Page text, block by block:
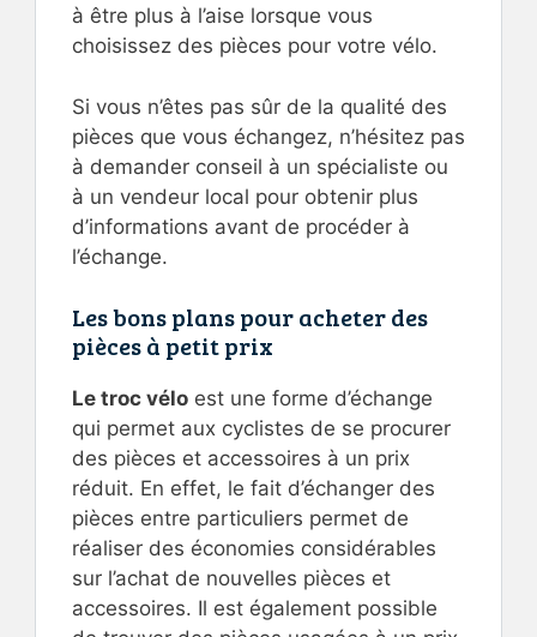
à être plus à l’aise lorsque vous
choisissez des pièces pour votre vélo.
Si vous n’êtes pas sûr de la qualité des
pièces que vous échangez, n’hésitez pas
à demander conseil à un spécialiste ou
à un vendeur local pour obtenir plus
d’informations avant de procéder à
l’échange.
Les bons plans pour acheter des
pièces à petit prix
Le troc vélo est une forme d’échange
qui permet aux cyclistes de se procurer
des pièces et accessoires à un prix
réduit. En effet, le fait d’échanger des
pièces entre particuliers permet de
réaliser des économies considérables
sur l’achat de nouvelles pièces et
accessoires. Il est également possible